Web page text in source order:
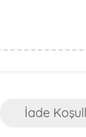
İade